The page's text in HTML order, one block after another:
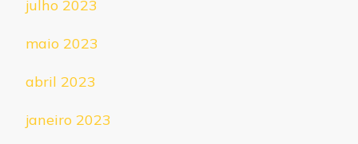
julho 2023
maio 2023
abril 2023
janeiro 2023